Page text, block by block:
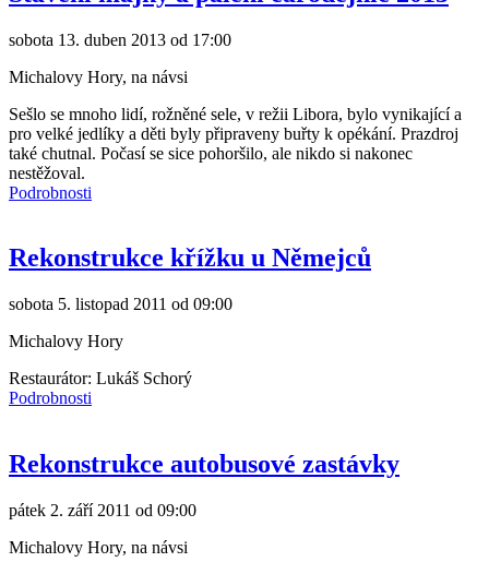
sobota 13. duben 2013 od 17:00
Michalovy Hory, na návsi
Sešlo se mnoho lidí, rožněné sele, v režii Libora, bylo vynikající a
pro velké jedlíky a děti byly připraveny buřty k opékání. Prazdroj
také chutnal. Počasí se sice pohoršilo, ale nikdo si nakonec
nestěžoval.
Podrobnosti
Rekonstrukce křížku u Němejců
sobota 5. listopad 2011 od 09:00
Michalovy Hory
Restaurátor: Lukáš Schorý
Podrobnosti
Rekonstrukce autobusové zastávky
pátek 2. září 2011 od 09:00
Michalovy Hory, na návsi